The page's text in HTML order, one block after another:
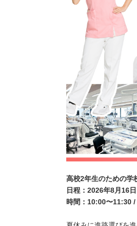
高校2年生のための学
日程：2026年8月16日
時間：10:00〜11:30